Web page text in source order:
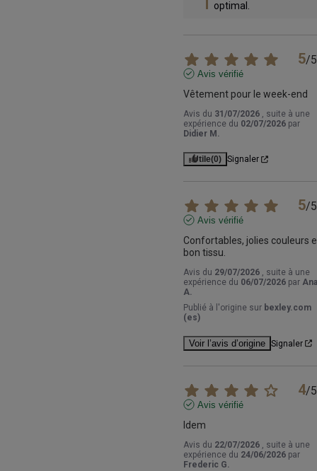
optimal.
5/5
Avis vérifié
Vêtement pour le week-end
Avis du 31/07/2026 , suite à une
expérience du 02/07/2026 par
Didier M.
Utile(0) Signaler
5/5
Avis vérifié
Confortables, jolies couleurs
bon tissu.
Avis du 29/07/2026 , suite à une
expérience du 06/07/2026 par Ana
A.
Publié à l'origine sur bexley.com
(es)
Voir l’avis d’origine Signaler
4/5
Avis vérifié
Idem
Avis du 22/07/2026 , suite à une
expérience du 24/06/2026 par
Frederic G.